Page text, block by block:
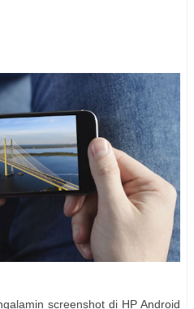
screenshot di HP Android